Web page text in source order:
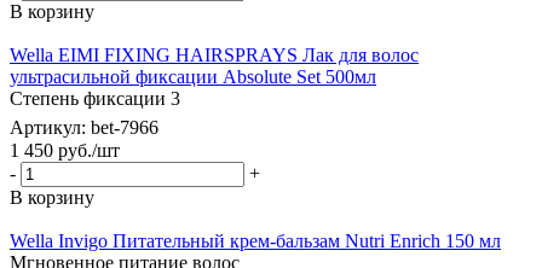
В корзину
Wella EIMI FIXING HAIRSPRAYS Лак для волос
ультрасильной фиксации Absolute Set 500мл
Степень фиксации 3
Артикул: bet-7966
1 450 руб./шт
-
+
В корзину
Wella Invigo Питательный крем-бальзам Nutri Enrich 150 мл
Мгновенное питание волос